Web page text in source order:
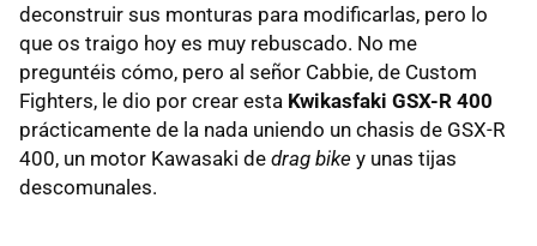
deconstruir sus monturas para modificarlas, pero lo
que os traigo hoy es muy rebuscado. No me
preguntéis cómo, pero al señor Cabbie, de Custom
Fighters, le dio por crear esta Kwikasfaki GSX-R 400
prácticamente de la nada uniendo un chasis de GSX-R
400, un motor Kawasaki de drag bike y unas tijas
descomunales.